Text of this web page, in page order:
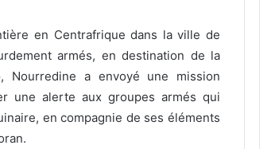
en Centrafrique dans la ville de
armés, en destination de la
Nourredine a envoyé une mission
une alerte aux groupes armés qui
en compagnie de ses éléments